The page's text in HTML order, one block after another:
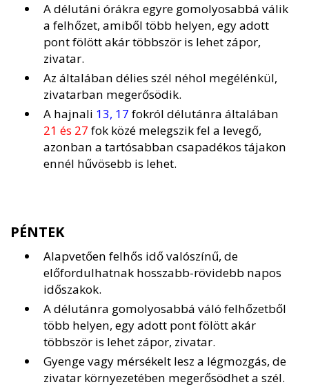
A délutáni órákra egyre gomolyosabbá válik
a felhőzet, amiből több helyen, egy adott
pont fölött akár többször is lehet zápor,
zivatar.
Az általában délies szél néhol megélénkül,
zivatarban megerősödik.
A hajnali 13, 17 fokról délutánra általában
21 és 27 fok közé melegszik fel a levegő,
azonban a tartósabban csapadékos tájakon
ennél hűvösebb is lehet.
PÉNTEK
Alapvetően felhős idő valószínű, de
előfordulhatnak hosszabb-rövidebb napos
időszakok.
A délutánra gomolyosabbá váló felhőzetből
több helyen, egy adott pont fölött akár
többször is lehet zápor, zivatar.
Gyenge vagy mérsékelt lesz a légmozgás, de
zivatar környezetében megerősödhet a szél.